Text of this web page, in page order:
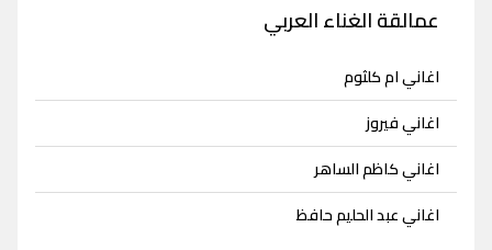
عمالقة الغناء العربي
اغاني ام كلثوم
اغاني فيروز
اغاني كاظم الساهر
اغاني عبد الحليم حافظ